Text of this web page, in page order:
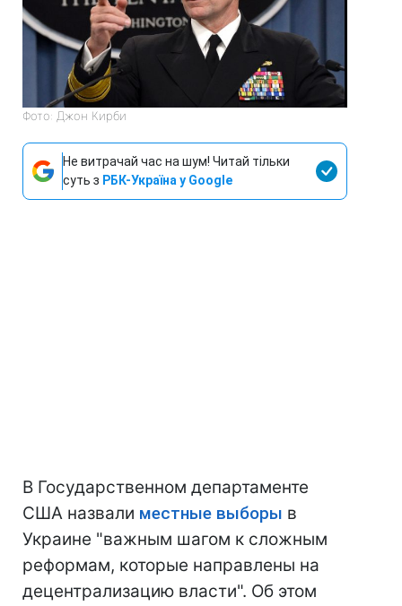
Фото: Джон Кирби
Не витрачай час на шум! Читай тільки
суть з РБК-Україна у Google
В Государственном департаменте
США назвали местные выборы в
Украине "важным шагом к сложным
реформам, которые направлены на
децентрализацию власти". Об этом